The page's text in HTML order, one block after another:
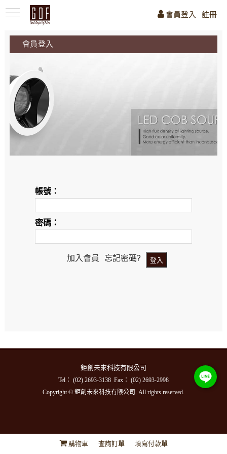
會員登入 註冊
購物車 查詢訂單 填寫付款單
會員登入
帳號：
密碼：
加入會員 忘記密碼?
鉅創未來科技有限公司
Tel： (02) 2693-3138 Fax： (02) 2693-2998
Copyright © 鉅創未來科技有限公司. All rights reserved.